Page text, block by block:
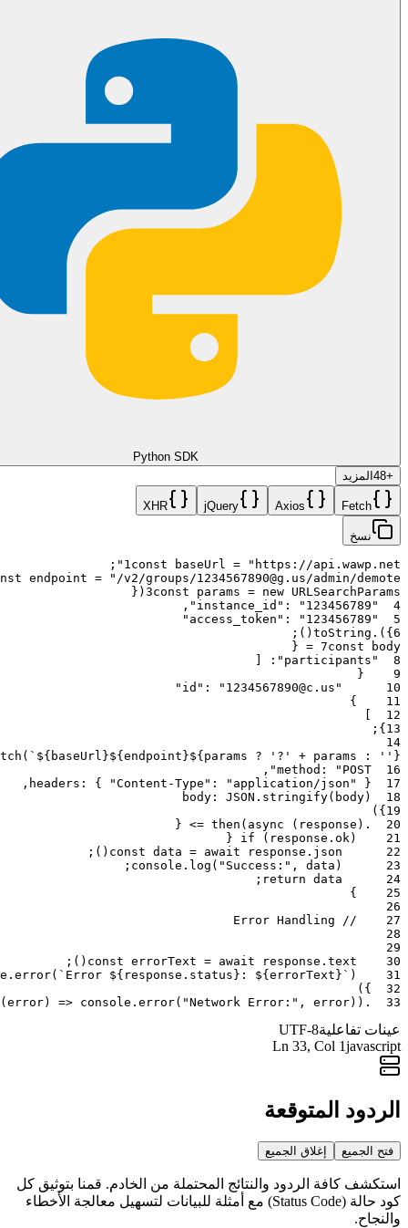
لا يمكن تنزيل رتبة المنشئ (Creator)
المجموعة، فمن المستحيل فيزيائياً على أي مسؤول آخر (بشري أو
بوت) تنزيل رتبة مثيلك، مما يضمن احتفاظ عملك دائماً بالمفتاح
الرئيسي للمحادثة.
Python SDK
+
48المزيد
Fetch
Axios
jQuery
XHR
نسخ
1 const baseUrl = "https://api.wawp.net"
;
endpoint =
"/v2/groups/1234567890@g.us/admin/demote"
3const params = new URLSearchParams
(
{
4
"instance_id"
: "123456789"
,
5
"access_token"
:
"123456789"
6
}
)
.
toString
(
)
;
7const body
=
{
8
"participants"
:
[
9
{
10
"id"
:
"1234567890@c.us"
11
}
12
]
13
}
;
14
( `${baseUrl}${endpoint}${params ? '?' + params : ''}`
16
method : "POST"
,
17
headers : { "Content-Type" : "application/json" }
,
18
body : JSON . stringify( body)
19
}
)
20
.
then ( async ( response )
=>
{
21
if ( response . ok )
{
22
const data = await response . json
(
)
;
23
console . log ( "Success:" , data )
;
24
return data
;
25
}
26
27
// Error Handling
28
29
30
const errorText = await response . text
(
)
;
31
. error( `Error ${response.status}: ${errorText}` )
32
}
)
33
.
(error) => console . error( "Network Error:" , error) )
عينات تفاعليةUTF-8
Ln 33, Col 1javascript
الردود المتوقعة
فتح الجميع إغلاق الجميع
استكشف كافة الردود والنتائج المحتملة من الخادم. قمنا بتوثيق كل
كود حالة (Status Code) مع أمثلة للبيانات لتسهيل معالجة الأخطاء
والنجاح.